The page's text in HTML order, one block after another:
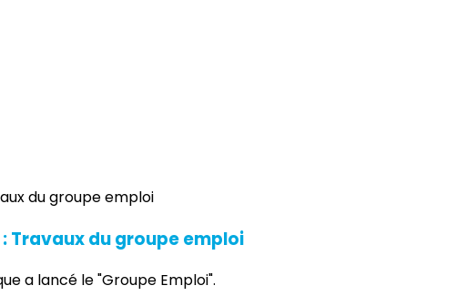
Travaux du groupe emploi
a lancé le "Groupe Emploi".